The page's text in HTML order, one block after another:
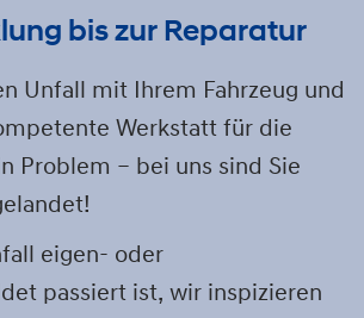
bis zur Reparatur
Unfall mit Ihrem Fahrzeug und
Werkstatt für die
Problem – bei uns sind Sie
eigen- oder
passiert ist, wir inspizieren